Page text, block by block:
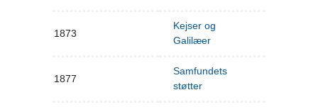
1873
Kejser og
Galilæer
1877
Samfundets
støtter